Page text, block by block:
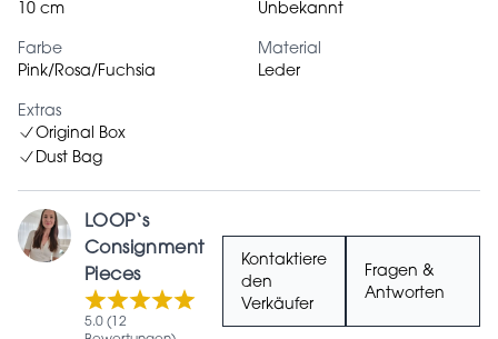
10 cm
Unbekannt
Farbe
Pink/Rosa/Fuchsia
Material
Leder
Extras
Original Box
Dust Bag
LOOP‘s
Consignment
Pieces
5.0 (12
Kontaktiere
den
Verkäufer
Fragen &
Antworten